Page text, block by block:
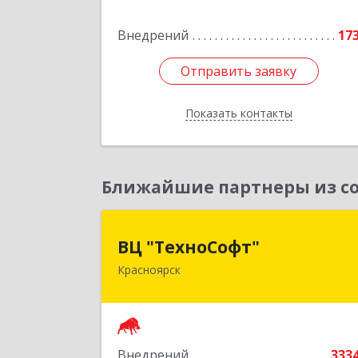
Внедрений
Отправить заявку
Показать контакты
Отправить заявку
Назад
Ближайшие партнеры из
ВЦ "ТехноСофт"
Красноярск
ВЦ "ТехноСофт"